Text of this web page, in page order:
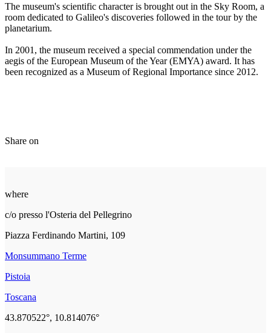
The museum's scientific character is brought out in the Sky Room, a
room dedicated to Galileo's discoveries followed in the tour by the
planetarium.
In 2001, the museum received a special commendation under the
aegis of the European Museum of the Year (EMYA) award. It has
been recognized as a Museum of Regional Importance since 2012.
Share on
where
c/o presso l'Osteria del Pellegrino
Piazza Ferdinando Martini, 109
Monsummano Terme
Pistoia
Toscana
43.870522°, 10.814076°